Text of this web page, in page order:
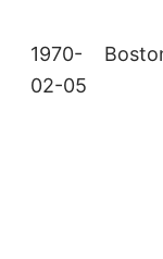
1970-
02-05